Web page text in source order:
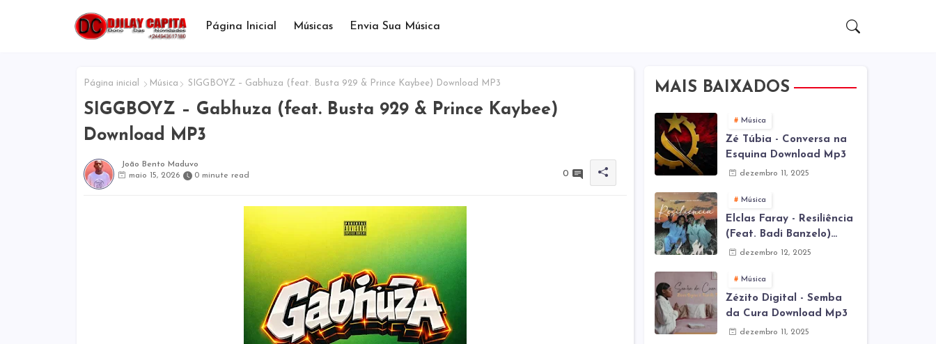
Página Inicial Músicas Envia Sua Música
Página inicial Música SIGGBOYZ – Gabhuza (feat. Busta 929 & Prince Kaybee) Download MP3
SIGGBOYZ – Gabhuza (feat. Busta 929 & Prince Kaybee)
Download MP3
João Bento Maduvo
maio 15, 2026
0 minute read 0
MAIS BAIXADOS
Música
Zé Túbia - Conversa na
Esquina Download Mp3
dezembro 11, 2025
Música
Elclas Faray - Resiliência
(Feat. Badi Banzelo)
Download Mp3
dezembro 12, 2025
Música
Zézito Digital - Semba
da Cura Download Mp3
dezembro 11, 2025